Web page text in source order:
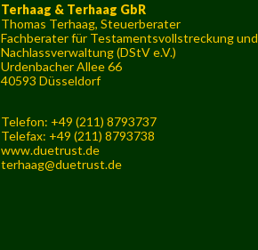
Terhaag & Terhaag GbR
Thomas Terhaag, Steuerberater
Fachberater für Testamentsvollstreckung und
Nachlassverwaltung (DStV e.V.)
Urdenbacher Allee 66
40593 Düsseldorf
Telefon: +49 (211) 8793737
Telefax: +49 (211) 8793738
www.duetrust.de
terhaag@duetrust.de